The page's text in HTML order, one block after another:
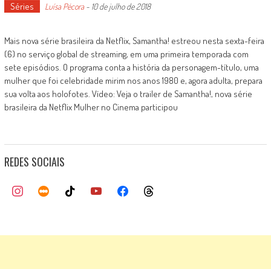
Séries Luísa Pécora- 10 de julho de 2018
Mais nova série brasileira da Netflix, Samantha! estreou nesta sexta-feira
(6) no serviço global de streaming, em uma primeira temporada com
sete episódios. O programa conta a história da personagem-título, uma
mulher que foi celebridade mirim nos anos 1980 e, agora adulta, prepara
sua volta aos holofotes. Vídeo: Veja o trailer de Samantha!, nova série
brasileira da Netflix Mulher no Cinema participou
REDES SOCIAIS